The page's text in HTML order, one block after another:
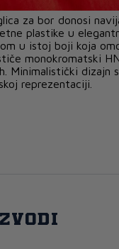
za bor donosi
plastike u
u istoj boji koja
monokromatski
Minimalistički dizajn
reprezentaciji.